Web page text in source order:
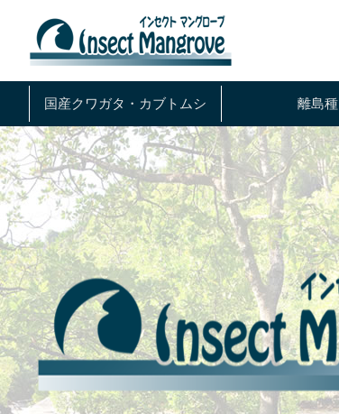
国産クワガタ・ カブトムシ 離島種